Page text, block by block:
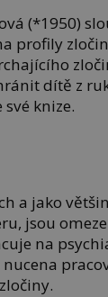
(*1950)
profily
dítě z
knize.
a jako
jsou
na
nucena